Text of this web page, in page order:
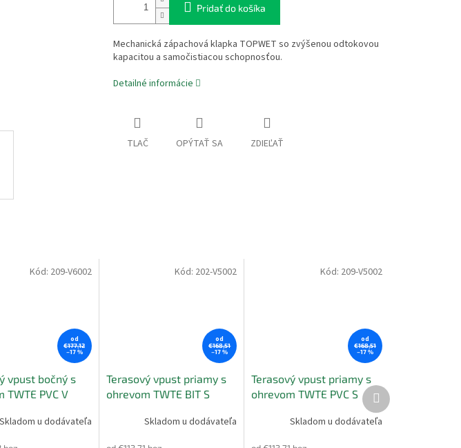
Pridať do košíka
Mechanická zápachová klapka TOPWET so zvýšenou odtokovou
kapacitou a samočistiacou schopnosťou.
Detailné informácie
TLAČ OPÝTAŤ SA ZDIEĽAŤ
od
€177,12
–17 %
vpust bočný s
TWTE PVC V
Skladom u dodávateľa
Kód: 209-V6002
od
€168,51
–17 %
Terasový vpust priamy s
ohrevom TWTE BIT S
Skladom u dodávateľa
Kód: 202-V5002
od
€168,51
–17 %
Terasový vpust priamy s
ohrevom TWTE PVC S
Skladom u dodávateľa
Kód: 209-V5002
Ďalší
produkt